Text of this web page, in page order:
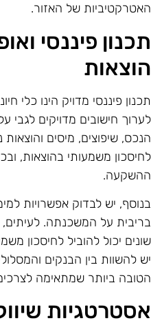
של האזור.
פיננסי
פיננסי מדויק הינו כלי
חישובים מדויקים לגבי
שיפוצים, מיסים והוצאות
משמעותי בהוצאות,
יש לבדוק אפשרויות
על המשכנתה. לעיתים,
יכול להוביל לחיסכון
להשוות בין הבנקים
ביותר שמתאימה לצרכים